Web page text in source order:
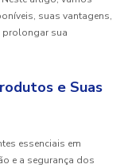
suas vantagens,
prolongar sua
e Suas
essenciais em
e a segurança dos